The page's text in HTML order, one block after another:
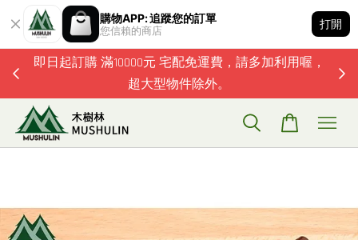
購物APP: 追蹤您的訂單
您信賴的商店
打開
即日起訂購 滿10000元 宅配免運費，請多加利用喔，
超大型物件除外。